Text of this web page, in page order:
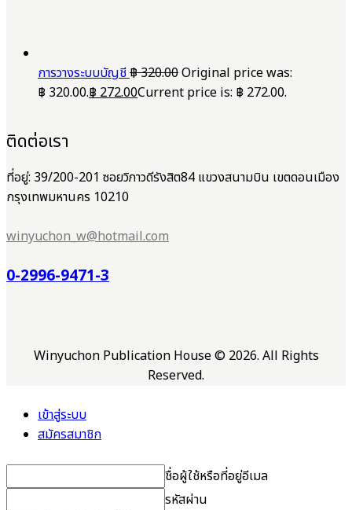
การวางระบบบัญชี฿320.00Original price was:
฿ 320.00.฿272.00Current price is: ฿ 272.00.
ติดต่อเรา
ที่อยู่: 39/200-201 ซอยวิภาวดีรังสิต84 แขวงสนามบิน เขตดอนเมือง
กรุงเทพมหานคร 10210
winyuchon_w@hotmail.com
0-2996-9471-3
Winyuchon Publication House © 2026. All Rights
Reserved.
เข้าสู่ระบบ
สมัครสมาชิก
ชื่อผู้ใช้หรือที่อยู่อีเมล
รหัสผ่าน